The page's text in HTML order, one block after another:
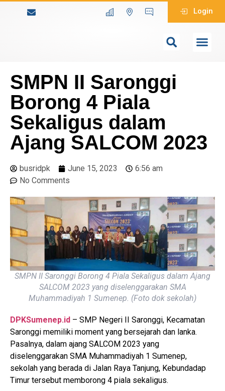
Login
SMPN II Saronggi
Borong 4 Piala
Sekaligus dalam
Ajang SALCOM 2023
busridpk June 15, 2023
6:56 am
No Comments
SMPN II Saronggi Borong 4 Piala Sekaligus dalam Ajang
SALCOM 2023 yang diselenggarakan SMA
Muhammadiyah 1 Sumenep. (Foto dok sekolah)
DPKSumenep.id – SMP Negeri II Saronggi, Kecamatan
Saronggi memiliki moment yang bersejarah dan lanka.
Pasalnya, dalam ajang SALCOM 2023 yang
diselenggarakan SMA Muhammadiyah 1 Sumenep,
sekolah yang berada di Jalan Raya Tanjung, Kebundadap
Timur tersebut memborong 4 piala sekaligus.